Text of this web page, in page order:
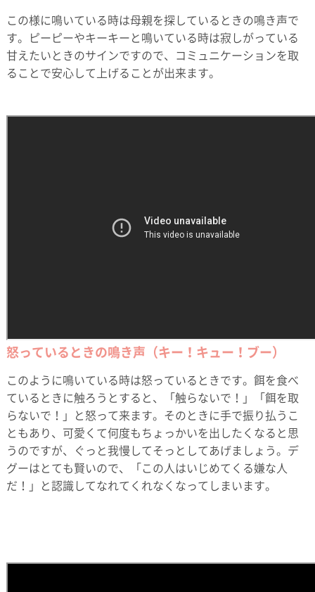
この様に鳴いている時は母親を探しているときの鳴き声で
す。ピーピーやキーキーと鳴いている時は寂しがっている
甘えたいときのサインですので、コミュニケーションを取
ることで安心して上げることが出来ます。
怒っているときの鳴き声（キー！キュー！ブー）
このように鳴いている時は怒っているときです。餌を食べ
ているときに触ろうとすると、「触らないで！」「餌を取
らないで！」と怒って来ます。そのときに手で振り払うこ
ともあり、可愛くて何度もちょっかいを出したくなると思
うのですが、ぐっと我慢してそっとしてあげましょう。デ
グーはとても賢いので、「この人はいじめてくる嫌な人
だ！」と認識してなれてくれなくなってしまいます。